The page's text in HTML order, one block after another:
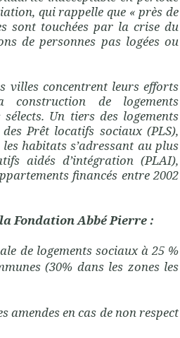
qui rappelle que « près de
sont touchées par la crise du
de personnes pas logées ou
villes concentrent leurs efforts
de logements
Un tiers des logements
Prêt locatifs sociaux (PLS),
habitats s’adressant au plus
aidés d’intégration (PLAI),
financés entre 2002
Fondation Abbé Pierre :
de logements sociaux à 25 %
(30% dans les zones les
en cas de non respect